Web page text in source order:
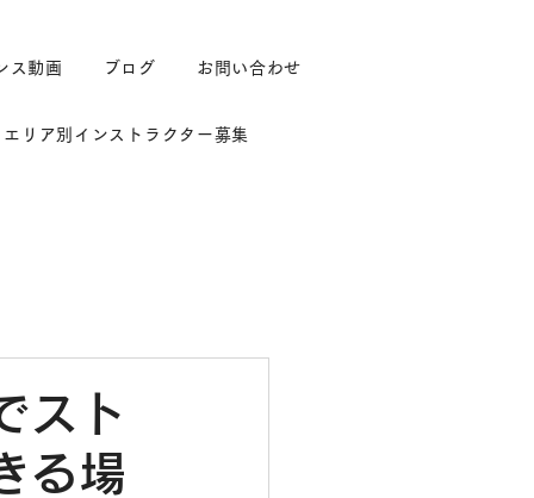
ス動画 ブログ お問い合わせ
エリア別インストラクター募集
スト
る場